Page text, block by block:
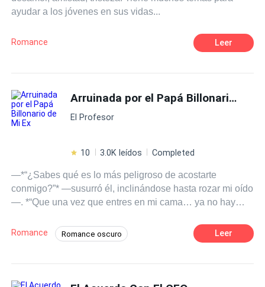
ayudar a los jóvenes en sus vidas...
Romance Leer
Arruinada por el Papá Billonario de Mi Ex
El Profesor
10 3.0K leídos Completed
—*“¿Sabes qué es lo más peligroso de acostarte
conmigo?”* —susurró él, inclinándose hasta rozar mi oído
—. *“Que una vez que entres en mi cama… ya no hay
debería advertirte algo,”* respondí—. *“No soy una mujer
que se deje poseer. Yo soy la que arruina imperios.”* Me
destruyó sin piedad, jamás imaginó que su propio padre
Romance Romance oscuro Leer